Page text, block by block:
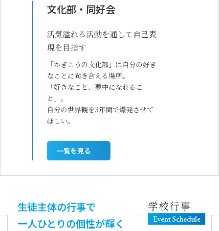
文化部・同好会
活気溢れる活動を通して自己表
現を目指す
「かぎこうの文化部」は自分の好き
なことに向き合える場所。
「好きなこと、夢中になれるこ
と」。
自分の世界観を3年間で爆発させて
ほしい。
一覧を見る
生徒主体の行事で
一人ひとりの個性が輝く
学校行事
Event Schedule